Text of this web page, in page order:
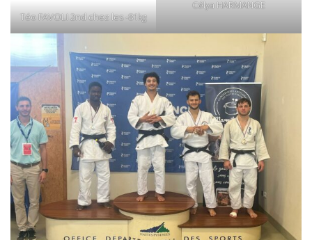
Téo FAVOLI 2nd chez les -81kg
Célya HARMANGE